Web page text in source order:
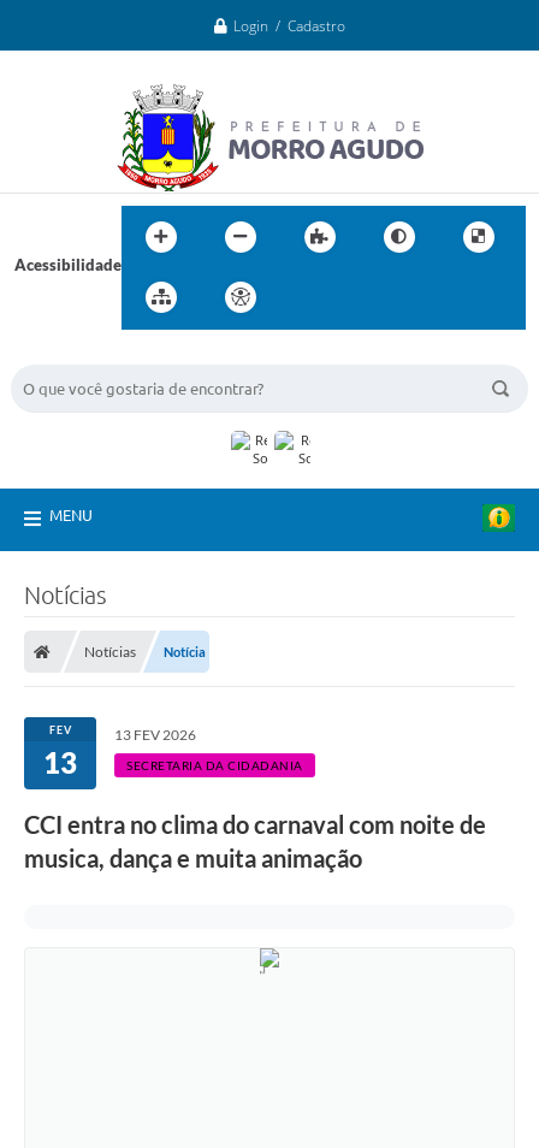
Login / Cadastro
Acessibilidade
MENU
Notícias
Notícias Notícia
FEV
13
13 FEV 2026
SECRETARIA DA CIDADANIA
CCI entra no clima do carnaval com noite de
musica, dança e muita animação